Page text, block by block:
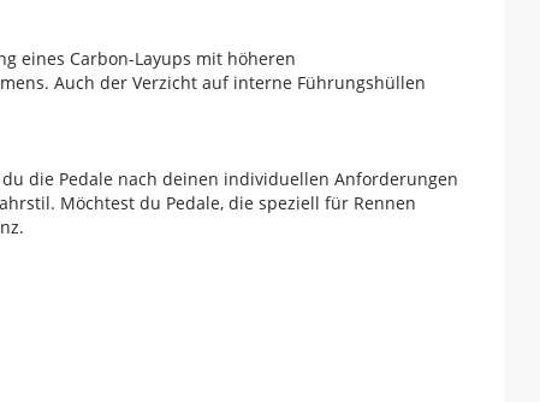
eines Carbon-Layups mit höheren
Auch der Verzicht auf interne Führungshüllen
die Pedale nach deinen individuellen Anforderungen
Möchtest du Pedale, die speziell für Rennen